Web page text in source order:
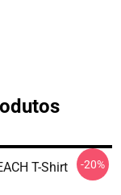
T-Shirt
-20%